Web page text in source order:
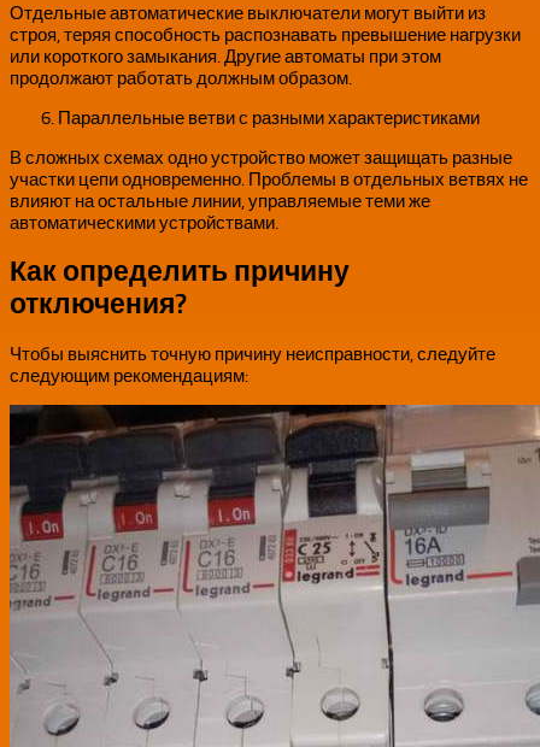
Отдельные автоматические выключатели могут выйти из
строя, теряя способность распознавать превышение нагрузки
или короткого замыкания. Другие автоматы при этом
продолжают работать должным образом.
Параллельные ветви с разными характеристиками
В сложных схемах одно устройство может защищать разные
участки цепи одновременно. Проблемы в отдельных ветвях не
влияют на остальные линии, управляемые теми же
автоматическими устройствами.
Как определить причину
отключения?
Чтобы выяснить точную причину неисправности, следуйте
следующим рекомендациям: